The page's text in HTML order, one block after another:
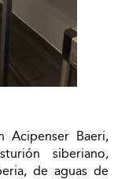
Acipenser Baeri,
siberiano,
de aguas de